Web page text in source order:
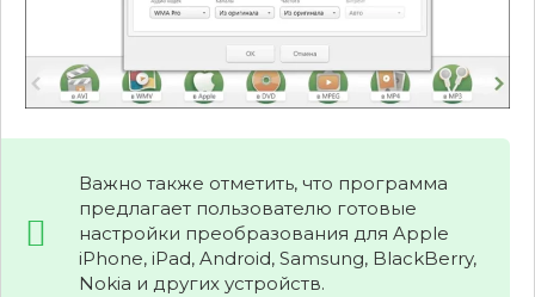
Важно также отметить, что программа
предлагает пользователю готовые
настройки преобразования для Apple
iPhone, iPad, Android, Samsung, BlackBerry,
Nokia и других устройств.